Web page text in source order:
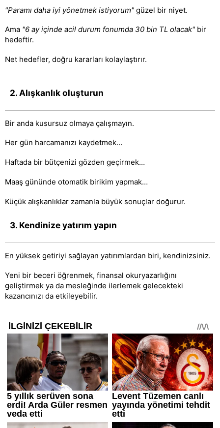
"Paramı daha iyi yönetmek istiyorum" güzel bir niyet.
Ama "6 ay içinde acil durum fonumda 30 bin TL olacak" bir
hedeftir.
Net hedefler, doğru kararları kolaylaştırır.
2. Alışkanlık oluşturun
Bir anda kusursuz olmaya çalışmayın.
Her gün harcamanızı kaydetmek…
Haftada bir bütçenizi gözden geçirmek…
Maaş gününde otomatik birikim yapmak…
Küçük alışkanlıklar zamanla büyük sonuçlar doğurur.
3. Kendinize yatırım yapın
En yüksek getiriyi sağlayan yatırımlardan biri, kendinizsiniz.
Yeni bir beceri öğrenmek, finansal okuryazarlığını
geliştirmek ya da mesleğinde ilerlemek gelecekteki
kazancınızı da etkileyebilir.